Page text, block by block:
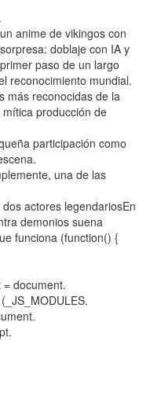
anime de vikingos con
doblaje con IA y
paso de un largo
reconocimiento mundial.
más reconocidas de la
producción de
participación como
una de las
actores legendariosEn
demonios suena
funciona (function() {
= document.